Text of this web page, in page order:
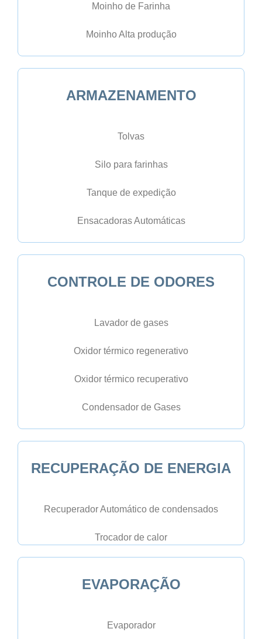
Moinho de Farinha
Moinho Alta produção
ARMAZENAMENTO
Tolvas
Silo para farinhas
Tanque de expedição
Ensacadoras Automáticas
CONTROLE DE ODORES
Lavador de gases
Oxidor térmico regenerativo
Oxidor térmico recuperativo
Condensador de Gases
RECUPERAÇÃO DE ENERGIA
Recuperador Automático de condensados
Trocador de calor
EVAPORAÇÃO
Evaporador